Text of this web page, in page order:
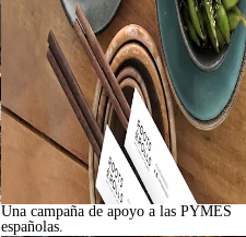
Una campaña de apoyo a las PYMES
españolas.